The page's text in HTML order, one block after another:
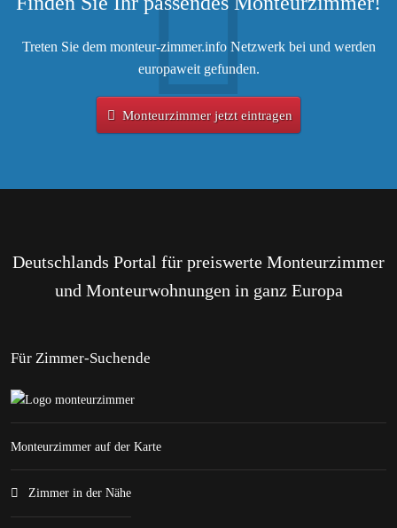
Treten Sie dem monteur-zimmer.info Netzwerk bei und werden
europaweit gefunden.
Monteurzimmer jetzt eintragen
Deutschlands Portal für preiswerte Monteurzimmer
und Monteurwohnungen in ganz Europa
Für Zimmer-Suchende
Monteurzimmer auf der Karte
Zimmer in der Nähe